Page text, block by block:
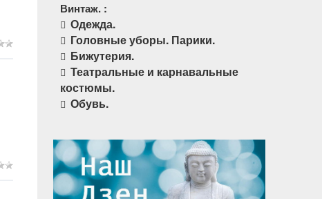
Винтаж. :
Одежда.
Головные уборы. Парики.
Бижутерия.
Театральные и карнавальные
костюмы.
Обувь.